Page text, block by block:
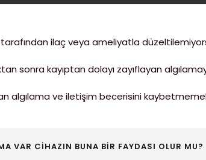
ilaç veya ameliyatla
sonra kayıptan dolayı zayıflayan
algılama ve iletişim becerisini
VAR CİHAZIN BUNA BİR FAYDASI OLUR MU?